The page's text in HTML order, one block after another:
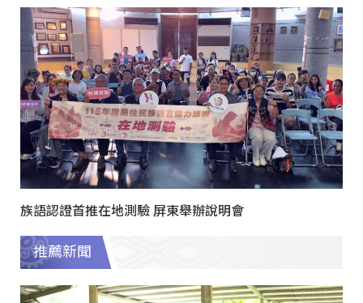
族語認證首推在地測驗 屏東舉辦說明會
推薦新聞